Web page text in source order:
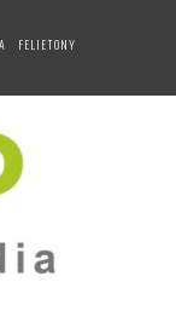
FELIETONY